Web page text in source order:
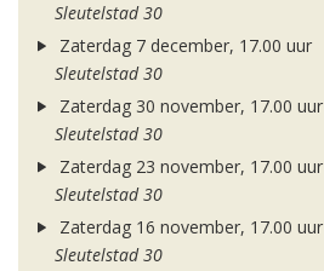
Sleutelstad 30
Zaterdag 7 december, 17.00 uur
Sleutelstad 30
Zaterdag 30 november, 17.00 uur
Sleutelstad 30
Zaterdag 23 november, 17.00 uur
Sleutelstad 30
Zaterdag 16 november, 17.00 uur
Sleutelstad 30